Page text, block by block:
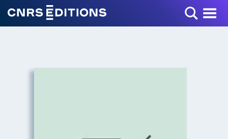
Toggle Menu